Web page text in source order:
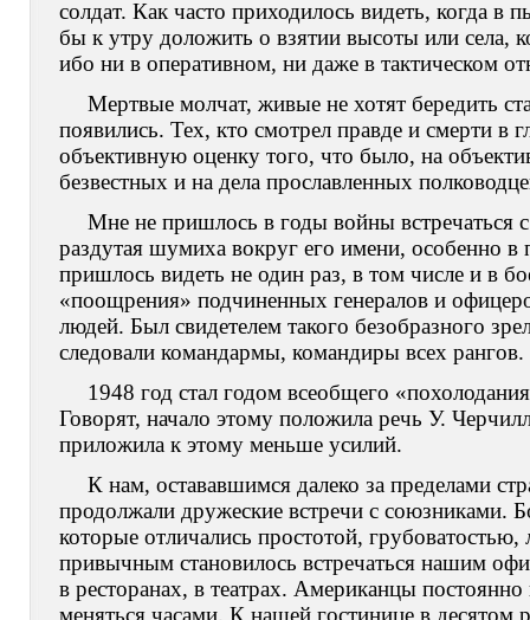
солдат. Как часто приходилось видеть, когда
бы к утру доложить о взятии высоты или села,
ибо ни в оперативном, ни даже в тактическом
Мертвые молчат, живые не хотят бередить
появились. Тех, кто смотрел правде и смерти
объективную оценку того, что было, на
безвестных и на дела прославленных
Мне не пришлось в годы войны встречаться
раздутая шумиха вокруг его имени, особенно
пришлось видеть не один раз, в том числе и в
«поощрения» подчиненных генералов и
людей. Был свидетелем такого безобразного
следовали командармы, командиры всех рангов.
1948 год стал годом всеобщего
Говорят, начало этому положила речь У.
приложила к этому меньше усилий.
К нам, остававшимся далеко за пределами
продолжали дружеские встречи с союзниками.
которые отличались простотой,
привычным становилось встречаться нашим
в ресторанах, в театрах. Американцы
меняться часами. К нашей гостинице в десятом